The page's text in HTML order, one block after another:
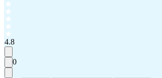
4.8
0